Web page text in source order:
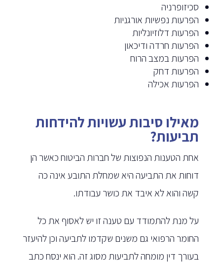
סכיזופרניה
הפרעות נפשיות אורגניות
הפרעות דלוזיונליות
הפרעות חרדה ודיכאון
הפרעות במצב הרוח
הפרעות דחק
הפרעות אכילה
מאילו סיבות עשויות להידחות
תביעות?
אחת הטענות הנפוצות של חברות הביטוח כאשר הן
דוחות את התביעה היא שמחלת התובע אינה כה
קשה והוא לא איבד את כושר עבודתו.
על מנת להתמודד עם טענה זו יש לאסוף את כל
החומר הרפואי גם משנים שקדמו לתביעה וכן להיעזר
בעורך דין מומחה לתביעות מסוג זה. הוא ינסח כתב